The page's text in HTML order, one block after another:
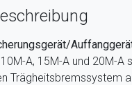
A, 15M-A und 20M-A
Trägheitsbremssystem